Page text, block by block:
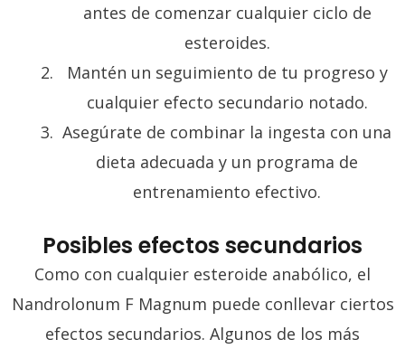
antes de comenzar cualquier ciclo de
esteroides.
Mantén un seguimiento de tu progreso y
cualquier efecto secundario notado.
Asegúrate de combinar la ingesta con una
dieta adecuada y un programa de
entrenamiento efectivo.
Posibles efectos secundarios
Como con cualquier esteroide anabólico, el
Nandrolonum F Magnum puede conllevar ciertos
efectos secundarios. Algunos de los más